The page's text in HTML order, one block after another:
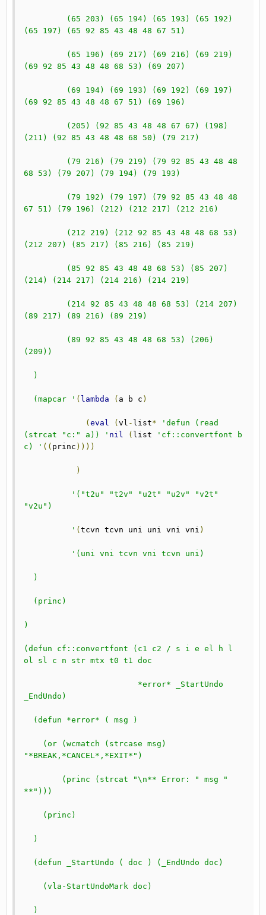
(65 197) (65 92 85 43 48 48 67 51)
(69 92 85 43 48 48 68 53) (69 207)
(69 92 85 43 48 48 67 51) (69 196)
(211) (92 85 43 48 48 68 50) (79 217)
68 53) (79 207) (79 194) (79 193)
67 51) (79 196) (212) (212 217) (212 216)
(212 207) (85 217) (85 216) (85 219)
(214) (214 217) (214 216) (214 219)
(89 217) (89 216) (89 219)
(209))
  )
  (mapcar '
( lambda ( a b c )
( eval ( vl - list*
'defun (read
(strcat "c:" a)) ' nil ( list
'cf::convertfont b
c) ' (( princ ))))
)
'("t2u" "t2v" "u2t" "u2v" "v2t"
"v2u")
	  '
( tcvn tcvn uni uni vni vni )
'(uni vni tcvn vni tcvn uni)
  )
  (princ)
)
(defun cf::convertfont (c1 c2 / s i e el h l
ol sl c n str mtx t0 t1 doc
_EndUndo)
  (defun *error* ( msg )
"*BREAK,*CANCEL*,*EXIT*")
**")))
    (princ)
  )
  (defun _StartUndo ( doc ) (_EndUndo doc)
    (vla-StartUndoMark doc)
  )